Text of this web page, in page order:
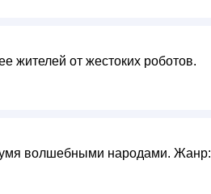
жителей от жестоких роботов.
волшебными народами. Жанр: